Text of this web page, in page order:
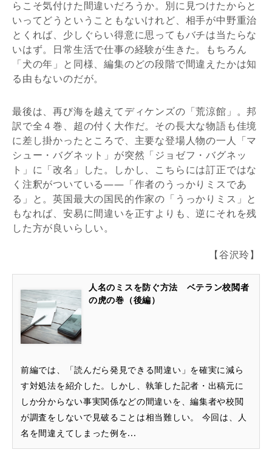
らこそ気付けた間違いだろうか。別に見つけたからと
いってどうということもないけれど、相手が中野重治
とくれば、少しぐらい得意に思ってもバチは当たらな
いはず。日常生活で仕事の経験が生きた。もちろん
「犬の年」と同様、編集のどの段階で間違えたかは知
る由もないのだが。
最後は、再び海を越えてディケンズの「荒涼館」。邦
訳で全４巻、超の付く大作だ。その長大な物語も佳境
に差し掛かったところで、主要な登場人物の一人「マ
シュー・バグネット」が突然「ジョゼフ・バグネッ
ト」に「改名」した。しかし、こちらには訂正ではな
く注釈がついている――「作者のうっかりミスであ
る」と。英国最大の国民的作家の「うっかりミス」と
もなれば、安易に間違いを正すよりも、逆にそれを残
した方が良いらしい。
【谷沢玲】
人名のミスを防ぐ方法 ベテラン校閲者
の虎の巻（後編）
前編では、「読んだら発見できる間違い」を確実に減ら
す対処法を紹介した。しかし、執筆した記者・出稿元に
しか分からない事実関係などの間違いを、編集者や校閲
が調査をしないで見破ることは相当難しい。 今回は、人
名を間違えてしまった例を...